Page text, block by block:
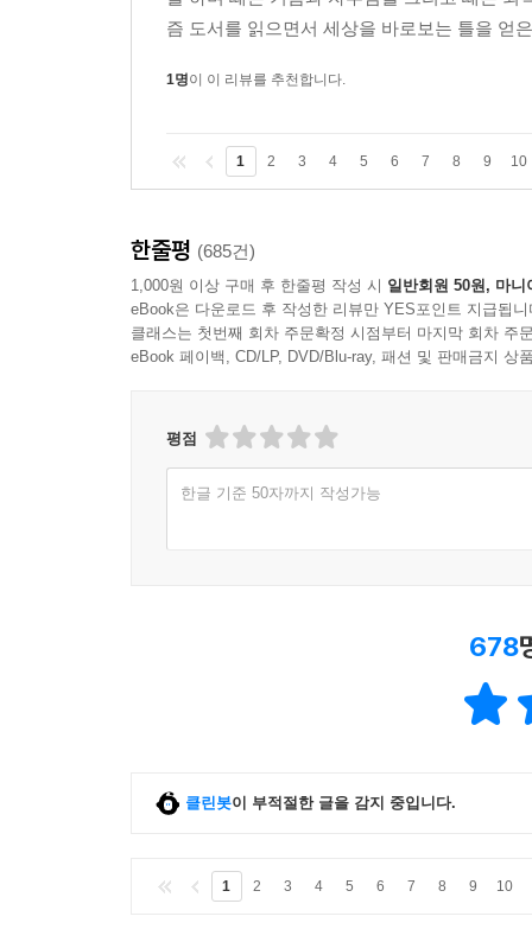
즘 도서를 읽으면서 세상을 바로보는 틀을 얻
1명이 이 리뷰를 추천합니다.
1 2 3 4 5 6 7 8 9 10
한줄평 (685건)
1,000원 이상 구매 후 한줄평 작성 시 일반회원 50원, 마니
eBook은 다운로드 후 작성한 리뷰만 YES포인트 지급됩니
클래스는 첫번째 회차 주문확정 시점부터 마지막 회차 주
eBook 페이백, CD/LP, DVD/Blu-ray, 패션 및 판매금지 상
평점
한글 기준 50자까지 작성가능
678
클린봇이 부적절한 글을 감지 중입니다.
1 2 3 4 5 6 7 8 9 10